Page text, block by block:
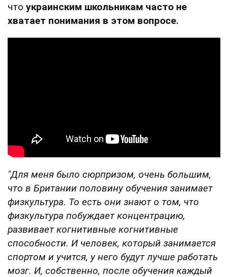
что украинским школьникам часто не
хватает понимания в этом вопросе.
"Для меня было сюрпризом, очень большим,
что в Британии половину обучения занимает
физкультура. То есть они знают о том, что
физкультура побуждает концентрацию,
развивает когнитивные когнитивные
способности. И человек, который занимается
спортом и учится, у него будут лучше работать
мозг. И, собственно, после обучения каждый